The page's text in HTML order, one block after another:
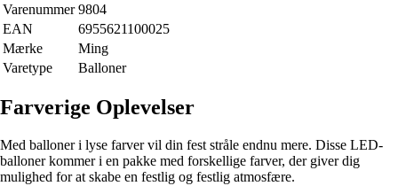
Varenummer 9804
EAN
6955621100025
Mærke
Ming
Varetype
Balloner
Farverige Oplevelser
Med balloner i lyse farver vil din fest stråle endnu mere. Disse LED-
balloner kommer i en pakke med forskellige farver, der giver dig
mulighed for at skabe en festlig og festlig atmosfære.